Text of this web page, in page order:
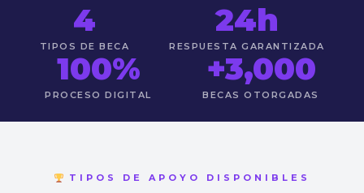
4
TIPOS DE BECA
24h
RESPUESTA GARANTIZADA
100%
PROCESO DIGITAL
+3,000
BECAS OTORGADAS
TIPOS DE APOYO DISPONIBLES